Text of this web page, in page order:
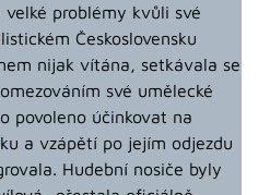
problémy kvůli své
Československu
nijak vítána, setkávala se
své umělecké
povoleno účinkovat na
a vzápětí po jejím odjezdu
Hudební nosiče byly